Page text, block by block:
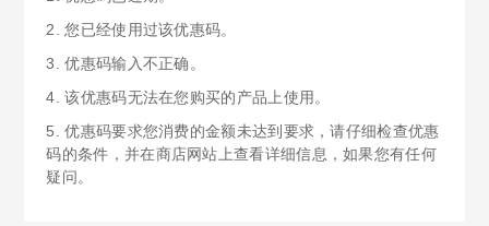
2. 您已经使用过该优惠码。
3. 优惠码输入不正确。
4. 该优惠码无法在您购买的产品上使用。
5. 优惠码要求您消费的金额未达到要求，请仔细检查优惠
码的条件，并在商店网站上查看详细信息，如果您有任何
疑问。